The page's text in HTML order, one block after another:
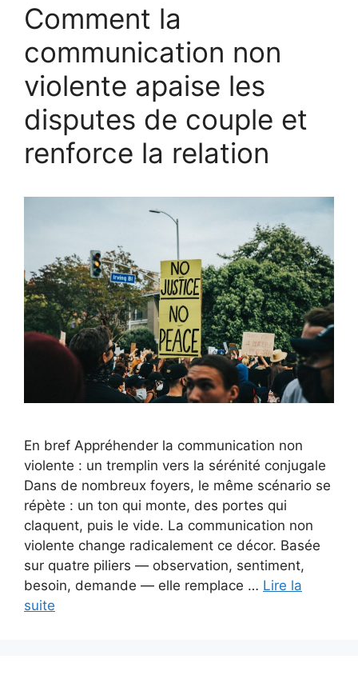
Comment la
communication non
violente apaise les
disputes de couple et
renforce la relation
En bref Appréhender la communication non
violente : un tremplin vers la sérénité conjugale
Dans de nombreux foyers, le même scénario se
répète : un ton qui monte, des portes qui
claquent, puis le vide. La communication non
violente change radicalement ce décor. Basée
sur quatre piliers — observation, sentiment,
besoin, demande — elle remplace … Lire la
suite